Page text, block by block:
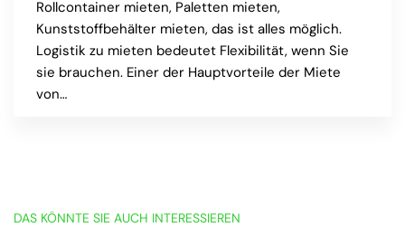
Rollcontainer mieten, Paletten mieten,
Kunststoffbehälter mieten, das ist alles möglich.
Logistik zu mieten bedeutet Flexibilität, wenn Sie
sie brauchen. Einer der Hauptvorteile der Miete
von…
DAS KÖNNTE SIE AUCH INTERESSIEREN